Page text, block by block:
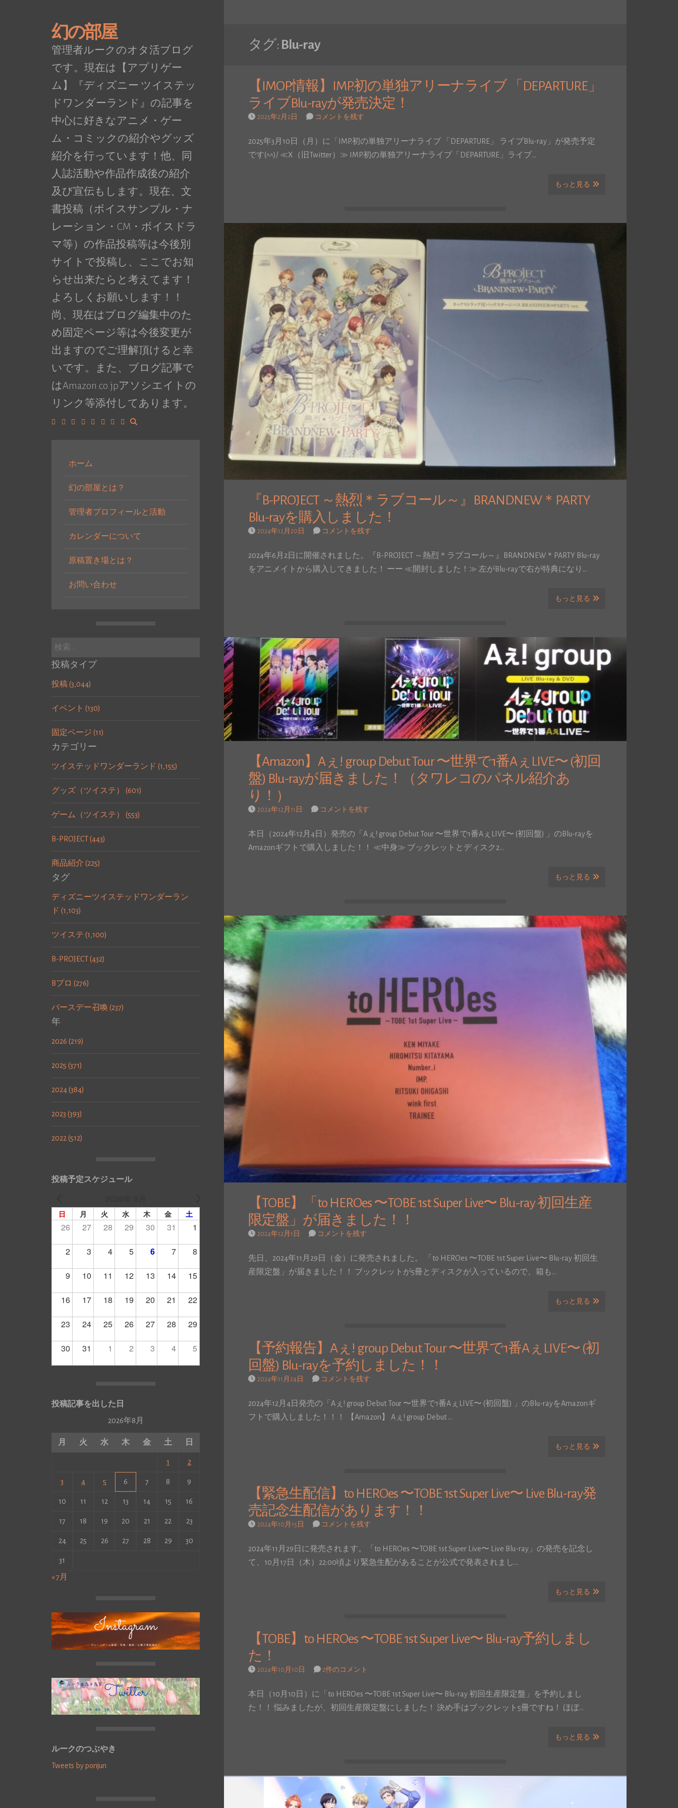
幻の部屋
管理者ルークのオタ活ブログ
です。現在は【アプリゲー
ム】『ディズニー ツイステッ
ドワンダーランド』の記事を
中心に好きなアニメ・ゲー
ム・コミックの紹介やグッズ
紹介を行っています！他、同
人誌活動や作品作成後の紹介
及び宣伝もします。現在、文
書投稿（ボイスサンプル・ナ
レーション・CM・ボイスドラ
マ等）の作品投稿等は今後別
サイトで投稿し、ここでお知
らせ出来たらと考えてます！
よろしくお願いします！！
尚、現在はブログ編集中のた
め固定ページ等は今後変更が
出ますのでご理解頂けると幸
いです。また、ブログ記事で
はAmazon.co.jpアソシエイトの
リンク等添付してあります。
ホーム
幻の部屋とは？
管理者プロフィールと活動
カレンダーについて
原稿置き場とは？
お問い合わせ
検
投稿タイプ
投稿 (3,044)
イベント (130)
固定ページ (11)
カテゴリー
ツイステッドワンダーランド (1,155)
グッズ（ツイステ） (601)
ゲーム（ツイステ） (553)
B-PROJECT (443)
商品紹介 (225)
タグ
ディズニーツイステッドワンダーラン
ド (1,103)
ツイステ (1,100)
B-PROJECT (432)
Bプロ (276)
バースデー召喚 (237)
年
2026 (219)
2025 (371)
2024 (384)
2023 (393)
2022 (512)
投稿予定スケジュール
日 月 火 水 木 金 土
26 27 28 29 30 31 1
2 3 4 5 6 7 8
9 10 11 12 13 14 15
16 17 18 19 20 21 22
23 24 25 26 27 28 29
30 31 1 2 3 4 5
投稿記事を出した日
2026年8月
月 火 水 木 金 土 日
1 2
3 4 5 6 7 8 9
10 11 12 13 14 15 16
17 18 19 20 21 22 23
24 25 26 27 28 29 30
31
« 7月
ルークのつぶやき
Tweets by ponjun
タグ: Blu-ray
【IMOP.情報】IMP.初の単独アリーナライブ 「DEPARTURE」
ライブBlu-rayが発売決定！
2025年2月2日 コメントを残す
2025年3月10日（月）に「IMP.初の単独アリーナライブ 「DEPARTURE」 ライブBlu-ray」が発売予定
です(^^)/ ≪X（旧Twitter）≫ IMP.初の単独アリーナライブ「DEPARTURE」ライブ…
もっと見る
『B-PROJECT ～熱烈＊ラブコール～』BRANDNEW＊PARTY
Blu-rayを購入しました！
2024年12月20日 コメントを残す
2024年6月2日に開催されました。『B-PROJECT ～熱烈＊ラブコール～』BRANDNEW＊PARTY Blu-ray
をアニメイトから購入してきました！ ーー ≪開封しました！≫ 左がBlu-rayで右が特典になり…
もっと見る
【Amazon】Aぇ! group Debut Tour 〜世界で1番AぇLIVE〜 (初回
盤) Blu-rayが届きました！（タワレコのパネル紹介あ
り！）
2024年12月11日 コメントを残す
本日（2024年12月4日）発売の「Aぇ! group Debut Tour 〜世界で1番AぇLIVE〜 (初回盤) 」のBlu-rayを
Amazonギフトで購入しました！！ ≪中身≫ ブックレットとディスク2…
もっと見る
【TOBE】「to HEROes 〜TOBE 1st Super Live〜 Blu-ray 初回生産
限定盤」が届きました！！
2024年12月1日 コメントを残す
先日、2024年11月29日（金）に発売されました。 「to HEROes 〜TOBE 1st Super Live〜 Blu-ray 初回生
産限定盤」が届きました！！ ブックレットが5冊とディスクが入っているので、箱も…
もっと見る
【予約報告】Aぇ! group Debut Tour 〜世界で1番AぇLIVE〜 (初
回盤) Blu-rayを予約しました！！
2024年11月24日 コメントを残す
2024年12月4日発売の「Aぇ! group Debut Tour 〜世界で1番AぇLIVE〜 (初回盤) 」のBlu-rayをAmazonギ
フトで購入しました！！！ 【Amazon】 Aぇ! group Debut …
もっと見る
【緊急生配信】to HEROes 〜TOBE 1st Super Live〜 Live Blu-ray発
売記念生配信があります！！
2024年10月15日 コメントを残す
2024年11月29日に発売されます。「to HEROes 〜TOBE 1st Super Live〜 Live Blu-ray」の発売を記念し
て、10月17日（木）22:00頃より緊急生配があることが公式で発表されまし…
もっと見る
【TOBE】to HEROes 〜TOBE 1st Super Live〜 Blu-ray予約しまし
た！
2024年10月10日 2件のコメント
本日（10月10日）に「to HEROes 〜TOBE 1st Super Live〜 Blu-ray 初回生産限定盤」を予約しまし
た！！ 悩みましたが、初回生産限定盤にしました！ 決め手はブックレット5冊ですね！ ほぼ…
もっと見る